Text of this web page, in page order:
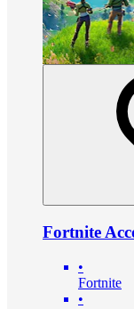
Fortnite
•
Fortnite
•